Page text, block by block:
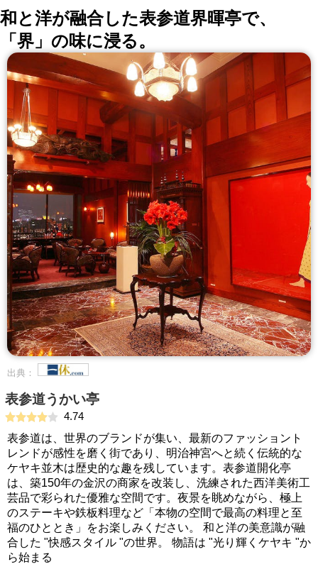
和と洋が融合した表参道界暉亭で、
「界」の味に浸る。
出典：
表参道うかい亭
4.74
表参道は、世界のブランドが集い、最新のファッショント
レンドが感性を磨く街であり、明治神宮へと続く伝統的な
ケヤキ並木は歴史的な趣を残しています。表参道開化亭
は、築150年の金沢の商家を改装し、洗練された西洋美術工
芸品で彩られた優雅な空間です。夜景を眺めながら、極上
のステーキや鉄板料理など「本物の空間で最高の料理と至
福のひととき」をお楽しみください。 和と洋の美意識が融
合した "快感スタイル "の世界。 物語は "光り輝くケヤキ "か
ら始まる